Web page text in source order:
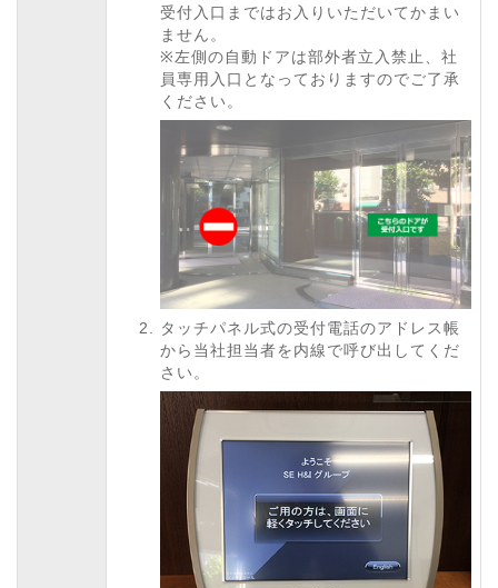
受付入口まではお入りいただいてかまい
ません。
※左側の自動ドアは部外者立入禁止、社
員専用入口となっておりますのでご了承
ください。
タッチパネル式の受付電話のアドレス帳
から当社担当者を内線で呼び出してくだ
さい。